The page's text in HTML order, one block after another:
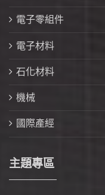
電子零組件
電子材料
石化材料
機械
國際產經
主題專區